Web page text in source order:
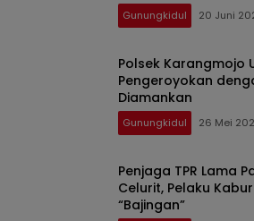
Gunungkidul 20 Juni
Polsek Karangmojo
Pengeroyokan
Diamankan
Gunungkidul 26 Mei
Penjaga TPR Lama
Celurit, Pelaku
“Bajingan”